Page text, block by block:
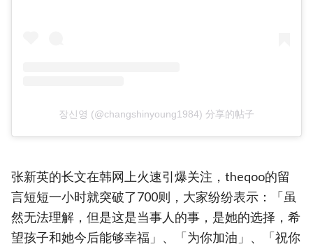
장신영 (@changshinyoung1984) 分享的帖子
张新英的长文在韩网上火速引爆关注，theqoo的留
言短短一小时就突破了700则，大家纷纷表示：「虽
然无法理解，但是这是当事人的事，是她的选择，希
望孩子和她今后能够幸福」、「为你加油」、「祝你